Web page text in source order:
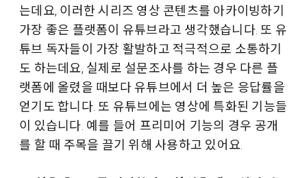
는데요, 이러한 시리즈 영상 콘텐츠를 아카이빙하기
가장 좋은 플랫폼이 유튜브라고 생각했습니다. 또 유
튜브 독자들이 가장 활발하고 적극적으로 소통하기
도 하는데요, 실제로 설문조사를 하는 경우 다른 플
랫폼에 올렸을 때보다 유튜브에서 더 높은 응답률을
얻기도 합니다. 또 유튜브에는 영상에 특화된 기능들
이 있습니다. 예를 들어 프리미어 기능의 경우 공개
를 할 때 주목을 끌기 위해 사용하고 있어요.